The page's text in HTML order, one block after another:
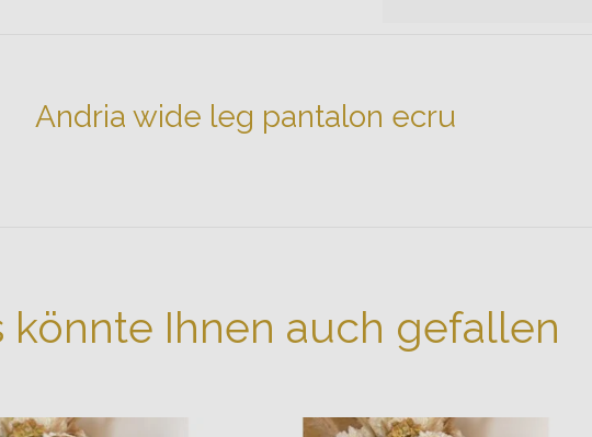
Andria wide leg pantalon ecru
könnte Ihnen auch gefallen